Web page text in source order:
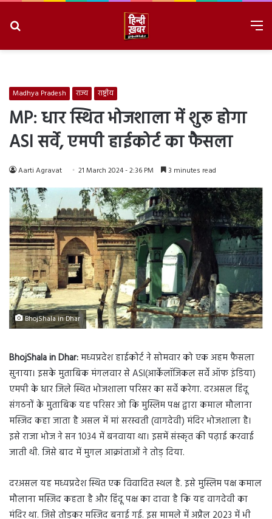
Madhya Pradesh राज्य राष्ट्रीय
MP: धार स्थित भोजशाला में शुरू होगा
ASI सर्वे, एमपी हाईकोर्ट का फैसला
Aarti Agravat 21 March 2024 - 2:36 PM 3 minutes read
BhojShala in Dhar
BhojShala in Dhar:मध्यप्रदेश हाईकोर्ट ने सोमवार को एक अहम फैसला
सुनाया। इसके मुताबिक मंगलवार से ASI(आर्केलॉजिकल सर्वे ऑफ इंडिया)
एमपी के धार जिले स्थित भोजशाला परिसर का सर्वे करेगा. दरअसल हिंदू
संगठनों के मुताबिक यह परिसर जो कि मुस्लिम पक्ष द्वारा कमाल मौलाना
मस्जिद कहा जाता है असल में मां सरस्वती (वागदेवी) मंदिर भोजशाला है।
इसे राजा भोज ने सन 1034 में बनवाया था। इसमें संस्कृत की पढ़ाई करवाई
जाती थी. जिसे बाद में मुगल आक्रांताओं ने तोड़ दिया.
दरअसल यह मध्यप्रदेश स्थित एक विवादित स्थल है. इसे मुस्लिम पक्ष कमाल
मौलाना मस्जिद कहता है और हिंदू पक्ष का दावा है कि यह वागदेवी का
मंदिर था. जिसे तोड़कर मस्जिद बनाई गई. इस मामले में अप्रैल 2023 में भी